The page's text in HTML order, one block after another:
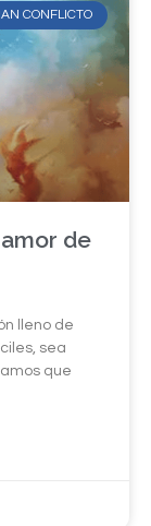
CONFLICTO
de
lleno de
sea
que